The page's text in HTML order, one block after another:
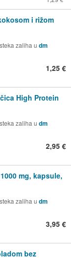
i rižom
zaliha u dm
1,25 €
High Protein
zaliha u dm
2,95 €
mg, kapsule,
zaliha u dm
3,95 €
bez